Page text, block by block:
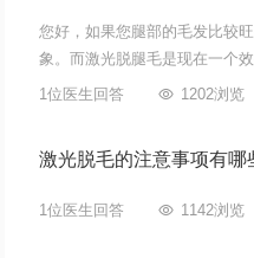
您好，如果您腿部的毛发比较
象。而激光脱腿毛是现在一个
1位医生回答  1202浏览
激光脱毛的注意事项有哪
1位医生回答  1142浏览